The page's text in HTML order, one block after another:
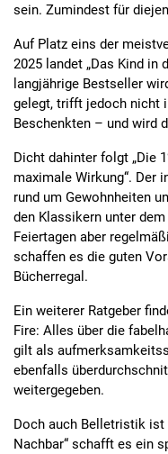
sein. Zumindest für
Auf Platz eins der
2025 landet „Das Kind in
langjährige Bestseller
gelegt, trifft jedoch nicht
Beschenkten – und wird
Dicht dahinter folgt „Die
maximale Wirkung“. Der
rund um Gewohnheiten
den Klassikern unter
Feiertagen aber
schaffen es die guten
Bücherregal.
Ein weiterer Ratgeber
Fire: Alles über die
gilt als
ebenfalls
weitergegeben.
Doch auch Belletristik ist
Nachbar“ schafft es ein